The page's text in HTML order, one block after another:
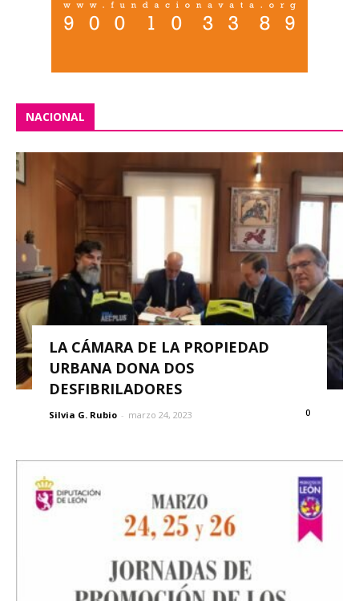
NACIONAL
LA CÁMARA DE LA PROPIEDAD
URBANA DONA DOS
DESFIBRILADORES
Silvia G. Rubio - marzo 24, 2023 0